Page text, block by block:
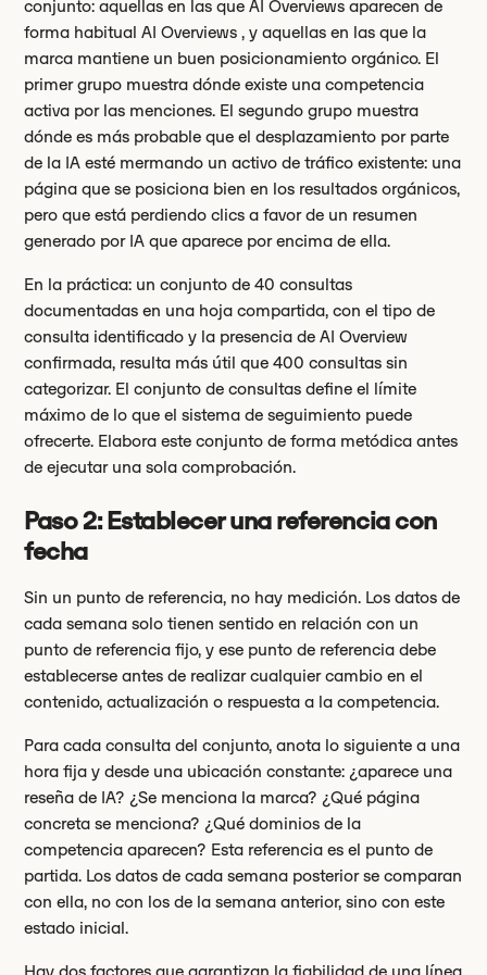
conjunto: aquellas en las que AI Overviews aparecen de
forma habitual AI Overviews , y aquellas en las que la
marca mantiene un buen posicionamiento orgánico. El
primer grupo muestra dónde existe una competencia
activa por las menciones. El segundo grupo muestra
dónde es más probable que el desplazamiento por parte
de la IA esté mermando un activo de tráfico existente: una
página que se posiciona bien en los resultados orgánicos,
pero que está perdiendo clics a favor de un resumen
generado por IA que aparece por encima de ella.
En la práctica: un conjunto de 40 consultas
documentadas en una hoja compartida, con el tipo de
consulta identificado y la presencia de AI Overview
confirmada, resulta más útil que 400 consultas sin
categorizar. El conjunto de consultas define el límite
máximo de lo que el sistema de seguimiento puede
ofrecerte. Elabora este conjunto de forma metódica antes
de ejecutar una sola comprobación.
Paso 2: Establecer una referencia con
fecha
Sin un punto de referencia, no hay medición. Los datos de
cada semana solo tienen sentido en relación con un
punto de referencia fijo, y ese punto de referencia debe
establecerse antes de realizar cualquier cambio en el
contenido, actualización o respuesta a la competencia.
Para cada consulta del conjunto, anota lo siguiente a una
hora fija y desde una ubicación constante: ¿aparece una
reseña de IA? ¿Se menciona la marca? ¿Qué página
concreta se menciona? ¿Qué dominios de la
competencia aparecen? Esta referencia es el punto de
partida. Los datos de cada semana posterior se comparan
con ella, no con los de la semana anterior, sino con este
estado inicial.